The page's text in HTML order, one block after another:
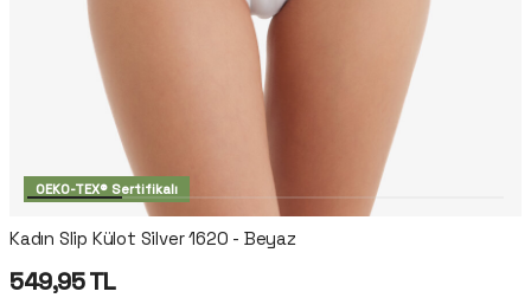
OEKO-TEX® Sertifikalı
Kadın Slip Külot Silver 1620 - Beyaz
549,95TL